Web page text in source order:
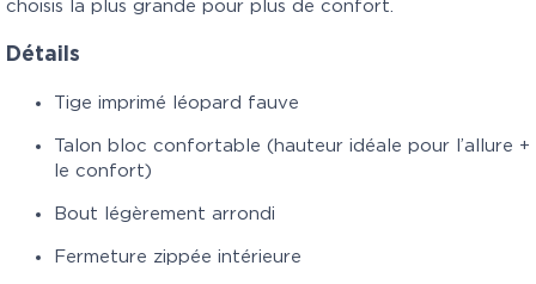
choisis la plus grande pour plus de confort.
Détails
Tige imprimé léopard fauve
Talon bloc confortable (hauteur idéale pour l’allure +
le confort)
Bout légèrement arrondi
Fermeture zippée intérieure